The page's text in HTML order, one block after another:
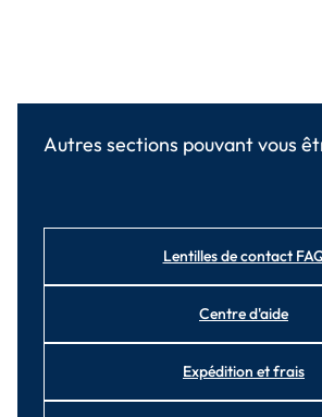
Autres sections pouvant vous
Lentilles de contact
Centre d'aide
Expédition et frais